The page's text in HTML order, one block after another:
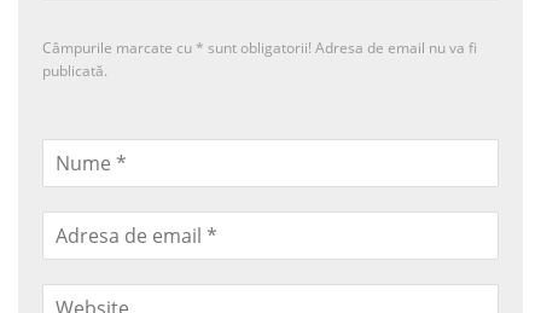
Câmpurile marcate cu * sunt obligatorii! Adresa de email nu va fi
publicată.